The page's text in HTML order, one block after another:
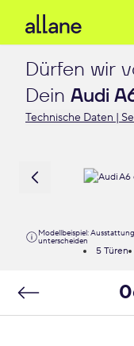
Dürfen wir
Dein Audi
Technische Daten |
Modellbeispiel:
unterscheiden
5 Türen